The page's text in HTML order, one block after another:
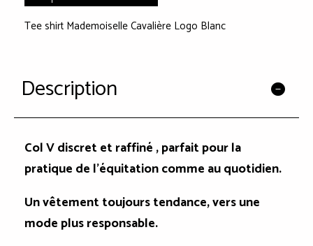
Tee shirt Mademoiselle Cavalière Logo Blanc
Description
Col V discret et raffiné , parfait pour la
pratique de l'équitation comme au quotidien.
Un vêtement toujours tendance, vers une
mode plus responsable.